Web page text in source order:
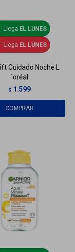
Llega EL LUNES
Llega EL LUNES
Cuidado Noche L
´oréal
$ 1.599